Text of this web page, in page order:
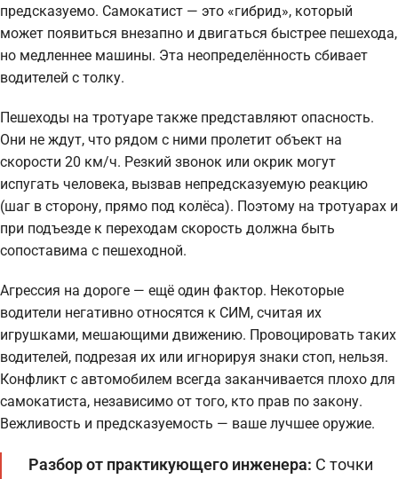
предсказуемо. Самокатист — это «гибрид», который
может появиться внезапно и двигаться быстрее пешехода,
но медленнее машины. Эта неопределённость сбивает
водителей с толку.
Пешеходы на тротуаре также представляют опасность.
Они не ждут, что рядом с ними пролетит объект на
скорости 20 км/ч. Резкий звонок или окрик могут
испугать человека, вызвав непредсказуемую реакцию
(шаг в сторону, прямо под колёса). Поэтому на тротуарах и
при подъезде к переходам скорость должна быть
сопоставима с пешеходной.
Агрессия на дороге — ещё один фактор. Некоторые
водители негативно относятся к СИМ, считая их
игрушками, мешающими движению. Провоцировать таких
водителей, подрезая их или игнорируя знаки стоп, нельзя.
Конфликт с автомобилем всегда заканчивается плохо для
самокатиста, независимо от того, кто прав по закону.
Вежливость и предсказуемость — ваше лучшее оружие.
Разбор от практикующего инженера: С точки